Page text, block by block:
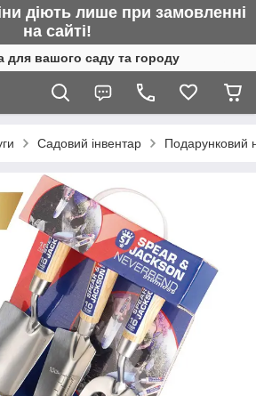
діють лише при замовленні
на сайті!
для вашого саду та городу
Садовий інвентар Подарунковий